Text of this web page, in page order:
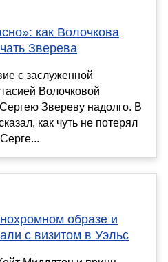
как Волочкова
Зверева
с заслуженной
Волочковой
Звереву надолго. В
как чуть не потерял
образе и
с визитом в Уэльс